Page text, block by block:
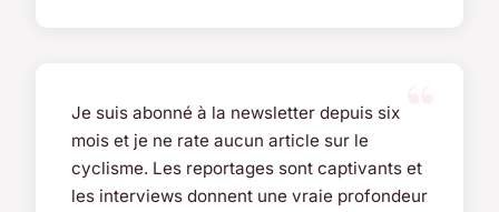
Je suis abonné à la newsletter depuis six
mois et je ne rate aucun article sur le
cyclisme. Les reportages sont captivants et
les interviews donnent une vraie profondeur